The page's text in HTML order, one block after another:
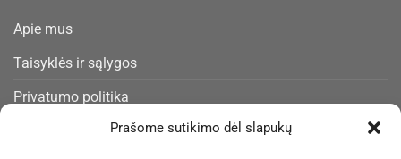
Prašome sutikimo dėl slapukų
Apie mus
Taisyklės ir sąlygos
Privatumo politika
Slapukų politika